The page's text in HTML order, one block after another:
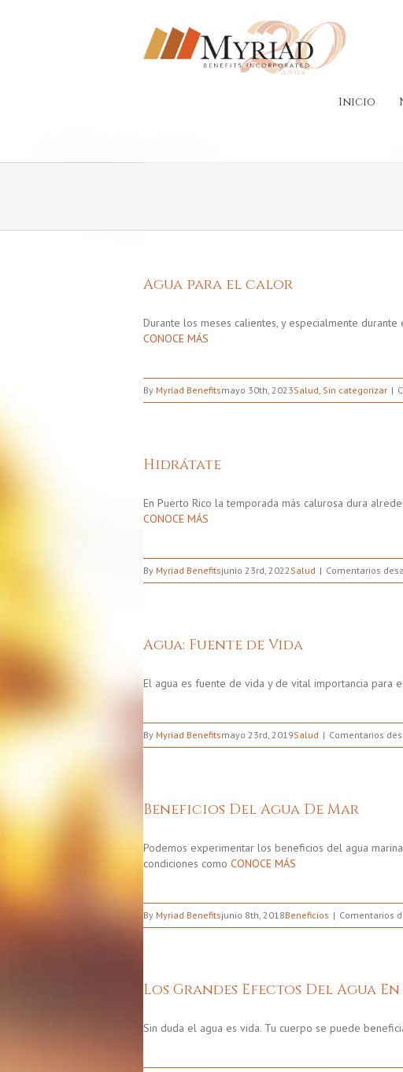
Inicio
Agua para el calor
Durante los meses calientes, y especialmente
CONOCE MÁS
By Myriad Benefitsmayo 30th, 2023Salud Sin categorizar
Hidrátate
En Puerto Rico la temporada más calurosa dura
CONOCE MÁS
By Myriad Benefitsjunio 23rd, 2022 Salud Comentarios
Agua: Fuente de Vida
El agua es fuente de vida y de vital importancia para
By Myriad Benefitsmayo 23rd, 2019Salud Comentarios
Beneficios Del Agua De Mar
Podemos experimentar los beneficios del agua
condiciones como CONOCE MÁS
By Myriad Benefitsjunio 8th, 2018Beneficios Comentarios
Los Grandes Efectos Del Agua
Sin duda el agua es vida. Tu cuerpo se puede